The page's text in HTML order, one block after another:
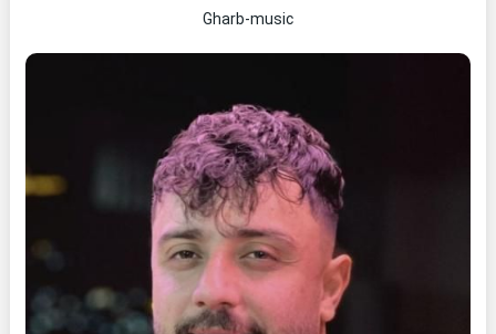
Gharb-music